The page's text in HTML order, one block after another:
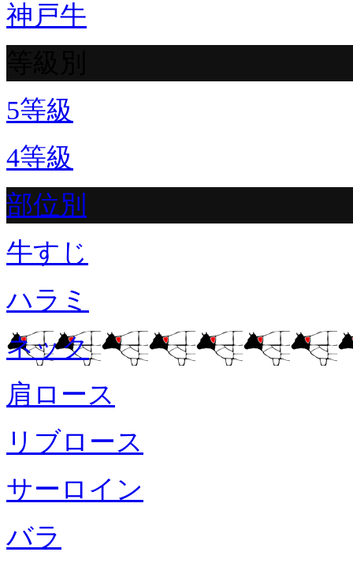
神戸牛
5等級
4等級
部位別
牛すじ
ハラミ
ネック
肩ロース
リブロース
サーロイン
バラ